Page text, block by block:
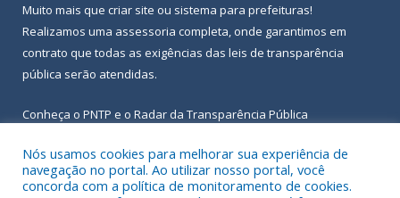
Muito mais que criar site ou sistema para prefeituras!
Realizamos uma assessoria completa, onde garantimos em
contrato que todas as exigências das leis de transparência
pública serão atendidas.
Conheça o PNTP e o Radar da Transparência Pública
Nós usamos cookies para melhorar sua experiência de
navegação no portal. Ao utilizar nosso portal, você
concorda com a política de monitoramento de cookies.